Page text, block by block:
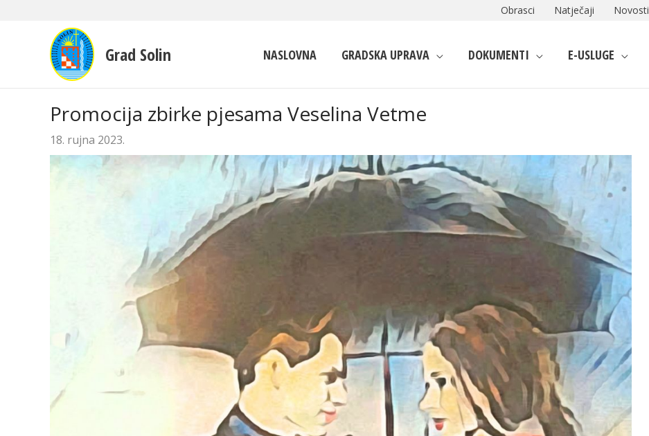
Obrasci Natječaji Novosti
Grad Solin NASLOVNA GRADSKA UPRAVA DOKUMENTI E-USLUGE
Promocija zbirke pjesama Veselina Vetme
18. rujna 2023.